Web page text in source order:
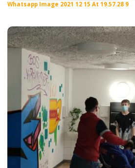
Whatsapp Image 2021 12 15 At 19.57.28 9